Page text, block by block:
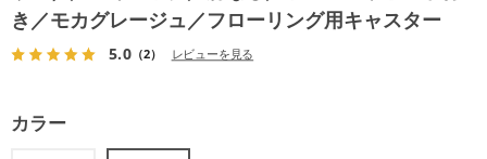
き／モカグレージュ／フローリング用キャスター
5.0（2） レビューを見る
カラー